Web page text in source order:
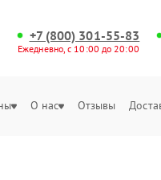
+7 (800) 301-55-83
Ежедневно, с 10:00 до 20:00
О нас Отзывы